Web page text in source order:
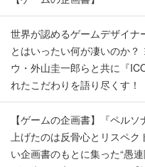
世界が認めるゲームデザイナ
とはいったい何が凄いのか？
ウ・外山圭一郎らと共に『
れたこだわりを語り尽くす！
画書】
【ゲームの企画書】『ペルソ
上げたのは反骨心とリスペク
い企画書のもとに集った“愚